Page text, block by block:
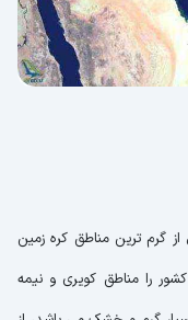
گرم ترین مناطق کره زمین
کل مساحت کشور را مناطق کویری و نیمه